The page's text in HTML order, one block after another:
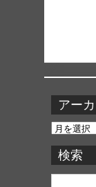
アー
ア
カ
イ
ブ
検索
検